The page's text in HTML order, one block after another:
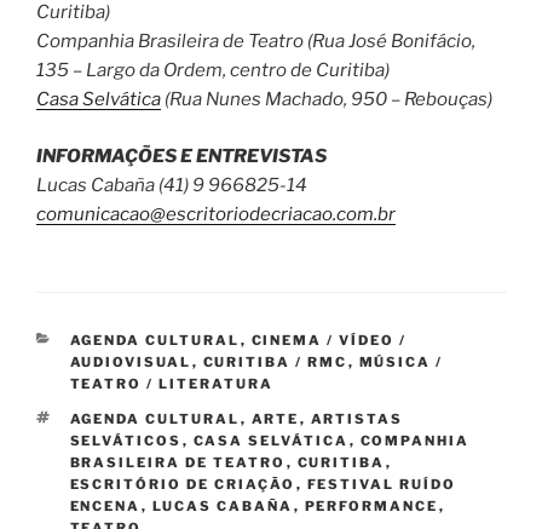
Curitiba)
Companhia Brasileira de Teatro (Rua José Bonifácio,
135 – Largo da Ordem, centro de Curitiba)
Casa Selvática (Rua Nunes Machado, 950 – Rebouças)
INFORMAÇÕES E ENTREVISTAS
Lucas Cabaña (41) 9 966825-14
comunicacao@escritoriodecriacao.com.br
CATEGORIAS
AGENDA CULTURAL , CINEMA / VÍDEO /
AUDIOVISUAL , CURITIBA / RMC , MÚSICA /
TEATRO / LITERATURA
TAGS
AGENDA CULTURAL , ARTE , ARTISTAS
SELVÁTICOS , CASA SELVÁTICA , COMPANHIA
BRASILEIRA DE TEATRO , CURITIBA ,
ESCRITÓRIO DE CRIAÇÃO , FESTIVAL RUÍDO
ENCENA , LUCAS CABAÑA , PERFORMANCE ,